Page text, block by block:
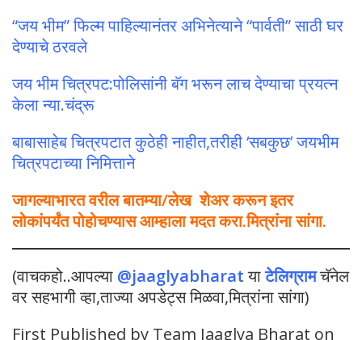
“जय भीम” फिल्म पाहिल्यानंतर अभिनेत्याने “पार्वती” साठी घर
देण्याचे ठरवले
जय भीम चित्रपट:पोलिसांनी बॅग भरून लाच देण्याचा प्रयत्न
केला न्या.चंद्रू
बाबासाहेब चित्रपटात कुठेही नाहीत,तरीही ‘सबकुछ’ जयभीम
चित्रपटाच्या निमित्ताने
जागल्याभारत वरील बातम्या/लेख शेअर करून इतर
लोकांपर्यंत पोहोचण्यास आम्हाला मदत करा.मित्रांना सांगा.
(वाचकहो..आपल्या @jaaglyabharat याटेलिग्रामचॅनेल
वर सहभागी व्हा,ताज्या अपडेट्स मिळवा,मित्रांना सांगा)
First Published by Team Jaaglya Bharat on